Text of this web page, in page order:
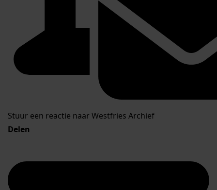
Stuur een reactie naar Westfries Archief
Delen